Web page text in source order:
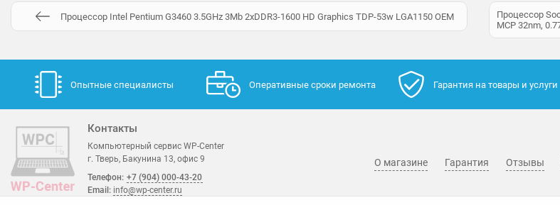
Процессор Intel Pentium G3460 3.5GHz 3Mb 2xDDR3-1600 HD Graphics TDP-53w LGA1150 OEM
Процессор
MCP 32nm,
Опытные специалисты Оперативные сроки ремонта Гарантия на товары и услуги
Контакты
Компьютерный сервис WP-Center
г. Тверь, Бакунина 13, офис 9
Телефон: +7 (904) 000-43-20
Email: info@wp-center.ru
О магазине Гарантия Отзывы